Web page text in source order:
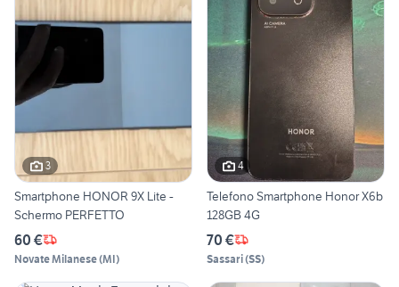
3
Smartphone HONOR 9X Lite -
Schermo PERFETTO
60 €
Novate Milanese(MI)
4
Telefono Smartphone Honor X6b
128GB 4G
70 €
Sassari(SS)